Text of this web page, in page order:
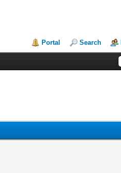
Portal Search